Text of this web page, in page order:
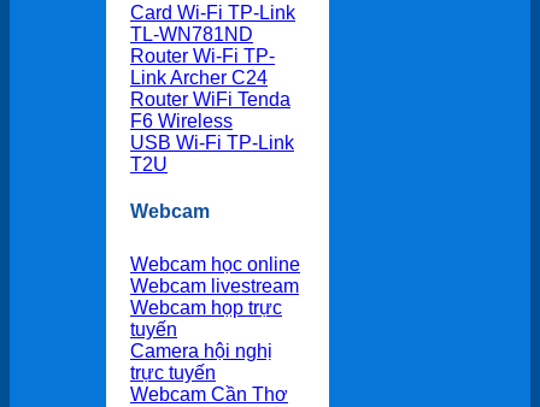
Card Wi-Fi TP-Link
TL-WN781ND
Router Wi-Fi TP-
Link Archer C24
Router WiFi Tenda
F6 Wireless
USB Wi-Fi TP-Link
T2U
Webcam
Webcam học online
Webcam livestream
Webcam họp trực
tuyến
Camera hội nghị
trực tuyến
Webcam Cần Thơ